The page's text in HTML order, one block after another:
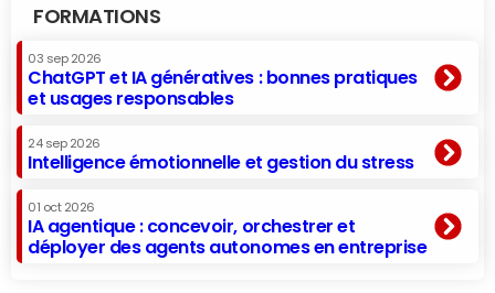
FORMATIONS
03 sep 2026
ChatGPT et IA génératives : bonnes pratiques
et usages responsables
24 sep 2026
Intelligence émotionnelle et gestion du stress
01 oct 2026
IA agentique : concevoir, orchestrer et
déployer des agents autonomes en entreprise